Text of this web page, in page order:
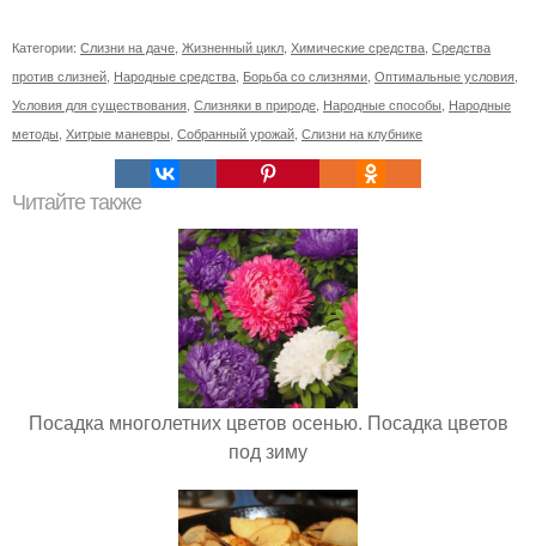
Категории: Слизни на даче Жизненный цикл Химические средства Средства
против слизней Народные средства Борьба со слизнями Оптимальные условия
Условия для существования Слизняки в природе Народные способы Народные
методы Хитрые маневры Собранный урожай Слизни на клубнике
Читайте также
Посадка многолетних цветов осенью. Посадка цветов
под зиму